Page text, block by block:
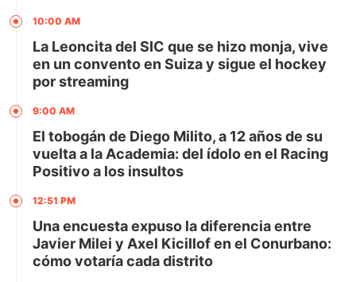
10:00 AM
La Leoncita del SIC que se hizo monja, vive
en un convento en Suiza y sigue el hockey
por streaming
9:00 AM
El tobogán de Diego Milito, a 12 años de su
vuelta a la Academia: del ídolo en el Racing
Positivo a los insultos
12:51 PM
Una encuesta expuso la diferencia entre
Javier Milei y Axel Kicillof en el Conurbano:
cómo votaría cada distrito